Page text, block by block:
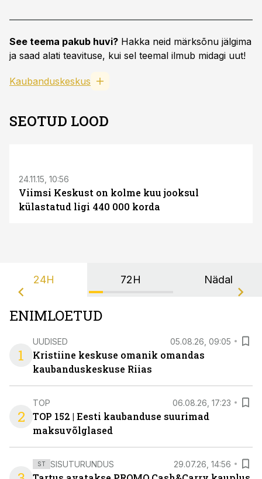
See teema pakub huvi? Hakka neid märksõnu jälgima
ja saad alati teavituse, kui sel teemal ilmub midagi uut!
Kaubanduskeskus
SEOTUD LOOD
24.11.15, 10:56
Viimsi Keskust on kolme kuu jooksul
külastatud ligi 440 000 korda
24H 72H Nädal
ENIMLOETUD
1
UUDISED 05.08.26, 09:05
Kristiine keskuse omanik omandas
kaubanduskeskuse Riias
2
TOP 06.08.26, 17:23
TOP 152 | Eesti kaubanduse suurimad
maksuvõlglased
ST SISUTURUNDUS 29.07.26, 14:56